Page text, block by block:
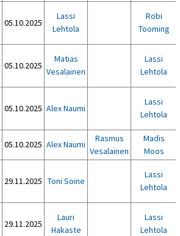
05.10.2025
Lassi
Lehtola
Robi
Tooming
05.10.2025
Matias
Vesalainen
Lassi
Lehtola
05.10.2025 Alex Naumi
Lassi
Lehtola
05.10.2025 Alex Naumi
Rasmus
Vesalainen
Madis
Moos
29.11.2025 Toni Soine
Lassi
Lehtola
29.11.2025
Lauri
Hakaste
Lassi
Lehtola